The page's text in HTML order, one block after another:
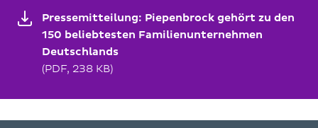
Pressemitteilung: Piepenbrock gehört zu den
150 beliebtesten Familienunternehmen
Deutschlands
(PDF, 238 KB)